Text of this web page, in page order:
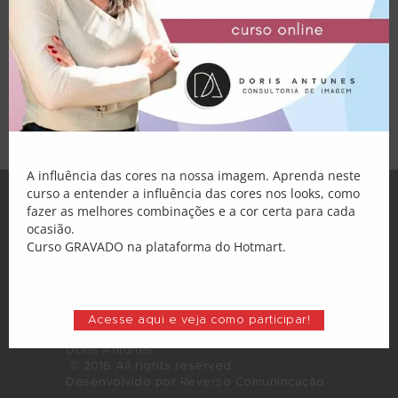
Palestras
Atendimento
Blog
Loja
Minha Conta
COMPLETO O Carnaval está chegando e
você pode durar mais se você souber se
apropriar de elementos especiais para
dar aos seus looks ainda mais brilho e
personalidade. Pra começar, aquela
alegria de viver pode durar o ano todo,…
Doris Antunes
© 2018 All rights reserved.
Desenvolvido por Reverso Comunincação
A influência das cores na nossa imagem. Aprenda neste
curso a entender a influência das cores nos looks, como
fazer as melhores combinações e a cor certa para cada
ocasião.
Curso GRAVADO na plataforma do Hotmart.
Acesse aqui e veja como participar!